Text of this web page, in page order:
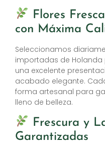
Flores
con Máxima
Seleccionamos
importadas de
una excelente
acabado elegante.
forma artesanal para
lleno de belleza.
Frescura y
Garantizadas